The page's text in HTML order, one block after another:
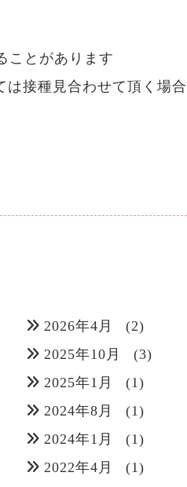
ことがあります
接種見合わせて頂く場
2026年4月 (2)
2025年10月 (3)
2025年1月 (1)
2024年8月 (1)
2024年1月 (1)
2022年4月 (1)